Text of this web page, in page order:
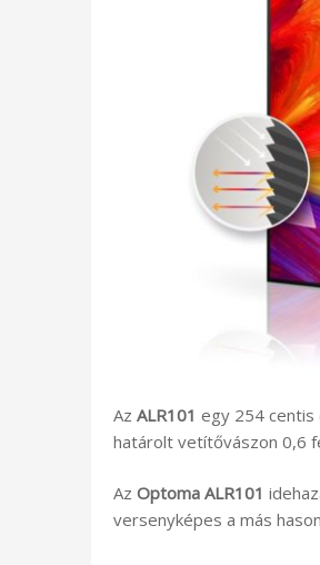
Az ALR101 egy 254 centis
határolt vetítővászon 0,6
Az Optoma ALR101
versenyképes a más